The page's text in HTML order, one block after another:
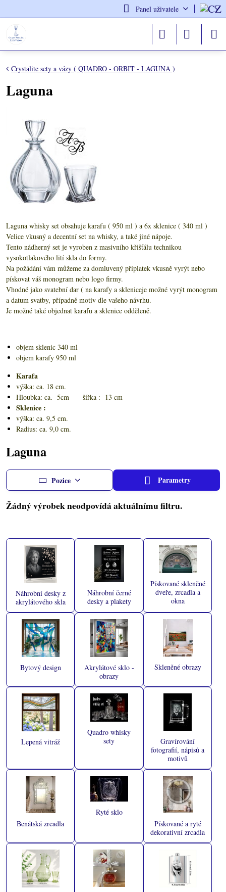
Panel uživatele
Crystalite sety a vázy ( QUADRO - ORBIT - LAGUNA )
Laguna
Laguna whisky set obsahuje karafu ( 950 ml ) a 6x sklenice ( 340 ml )
Velice vkusný a decentní set na whisky, a také jiné nápoje.
Tento nádherný set je vyroben z masivního křišťálu technikou
vysokotlakového lití skla do formy.
Na požádání vám můžeme za domluvený příplatek vkusně vyrýt nebo
pískovat váš monogram nebo logo firmy.
Vhodné jako svatební dar ( na karafy a skleniceje možné vyrýt monogram
a datum svatby, případně motiv dle vašeho návrhu.
Je možné také objednat karafu a sklenice odděleně.
objem sklenic 340 ml
objem karafy 950 ml
Karafa
výška: ca. 18 cm.
Hloubka: ca. 5cm šířka : 13 cm
Sklenice :
výška: ca. 9,5 cm.
Radius: ca. 9,0 cm.
Laguna
Pozice Parametry
Náhrobní desky z
akrylátového skla
Náhrobní černé
desky a plakety
Pískované skleněné
dveře, zrcadla a
okna
Bytový design
Akrylátové sklo -
obrazy
Skleněné obrazy
Lepená vitráž
Quadro whisky
sety
Gravírování
fotografií, nápisů a
motivů
Benátská zrcadla
Ryté sklo
Pískované a ryté
dekorativní zrcadla